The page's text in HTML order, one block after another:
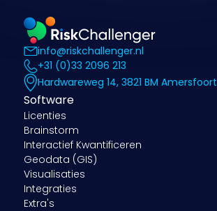
info@riskchallenger.nl
+31 (0)33 2096 213
Hardwareweg 14, 3821 BM Amersfoort
Software
Licenties
Brainstorm
Interactief Kwantificeren
Geodata (GIS)
Visualisaties
Integraties
Extra's